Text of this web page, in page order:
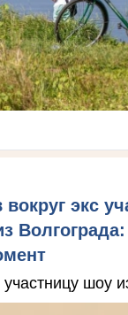
вокруг экс
шоу